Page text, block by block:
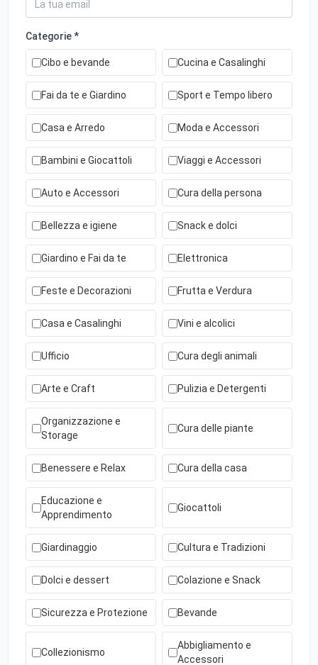
Categorie *
Cibo e bevande Cucina e Casalinghi
Fai da te e Giardino Sport e Tempo libero
Casa e Arredo Moda e Accessori
Bambini e Giocattoli Viaggi e Accessori
Auto e Accessori Cura della persona
Bellezza e igiene Snack e dolci
Giardino e Fai da te Elettronica
Feste e Decorazioni Frutta e Verdura
Casa e Casalinghi Vini e alcolici
Ufficio Cura degli animali
Arte e Craft Pulizia e Detergenti
Organizzazione e
Storage
Cura delle piante
Benessere e Relax Cura della casa
Educazione e
Apprendimento
Giocattoli
Giardinaggio Cultura e Tradizioni
Dolci e dessert Colazione e Snack
Sicurezza e Protezione Bevande
Collezionismo
Abbigliamento e
Accessori